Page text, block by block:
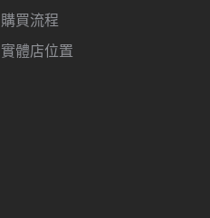
購買流程
實體店位置